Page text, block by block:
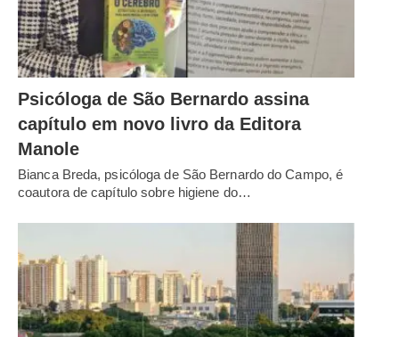
Psicóloga de São Bernardo assina
capítulo em novo livro da Editora
Manole
Bianca Breda, psicóloga de São Bernardo do Campo, é
coautora de capítulo sobre higiene do…